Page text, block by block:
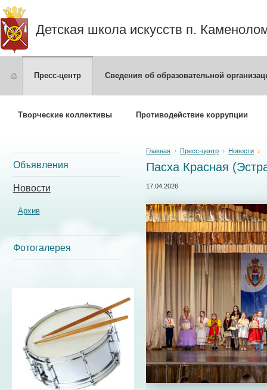
Детская школа искусств п.
Пресс-центр Сведения об образовательной
Творческие коллективы Противодействие коррупции
Объявления
Новости
Архив
Фотогалерея
Главная Пресс-центр Новости
Пасха Красная
17.04.2026